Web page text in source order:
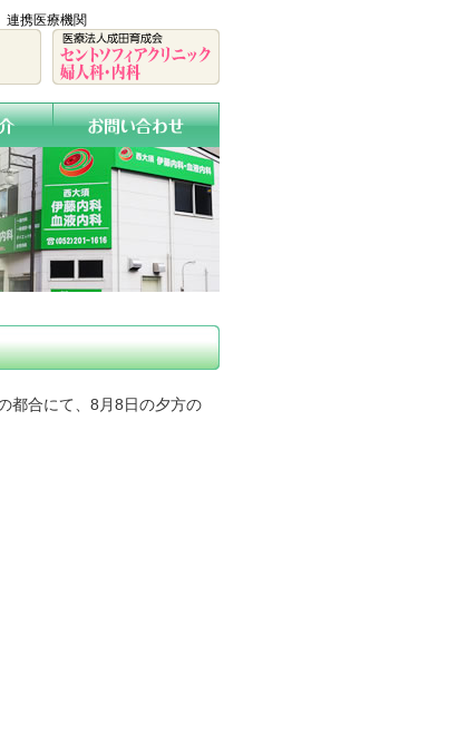
連携医療機関
都合にて、8月8日の夕方の